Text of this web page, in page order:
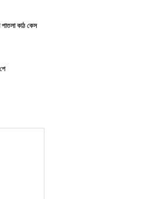
পাতলা কাঠ কেস